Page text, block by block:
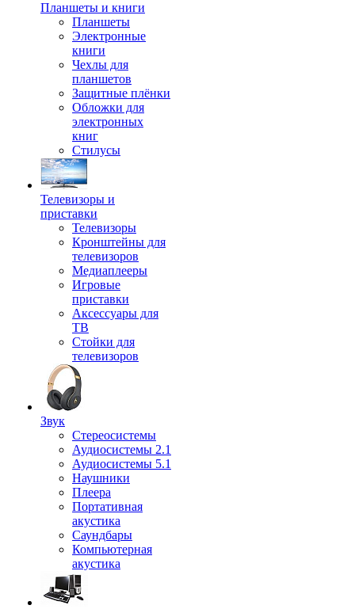
Планшеты и книги
Планшеты
Электронные
книги
Чехлы для
планшетов
Защитные плёнки
Обложки для
электронных
книг
Стилусы
Телевизоры и
приставки
Телевизоры
Кронштейны для
телевизоров
Медиаплееры
Игровые
приставки
Аксессуары для
ТВ
Стойки для
телевизоров
Звук
Стереосистемы
Аудиосистемы 2.1
Аудиосистемы 5.1
Наушники
Плеера
Портативная
акустика
Саундбары
Компьютерная
акустика